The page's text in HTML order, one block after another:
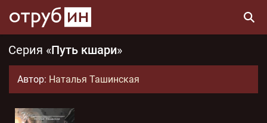
Серия «Путь кшари»
Автор: Наталья Ташинская